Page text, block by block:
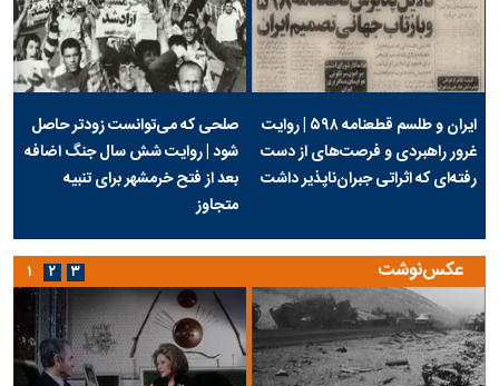
ایران و طلسم قطعنامه ۵۹۸ | روایت
غرور راهبردی و فرصت‌های از دست
رفته‌ای که اثراتی جبران‌ناپذیر داشت
صلحی که می‌توانست زودتر حاصل
شود | روایت شش سال جنگ اضافه
بعد از فتح خرمشهر برای تنبیه
متجاوز
عکس‌نوشت ۱ ۲ ۳